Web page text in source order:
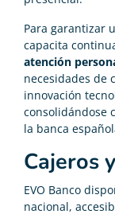
Para garantizar
capacita
atención
necesidades de
innovación
consolidándose
la banca
Cajeros
EVO Banco
nacional,